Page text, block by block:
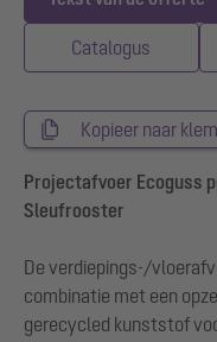
Catalogus
Kopieer naar
Projectafvoer Ecoguss
Sleufrooster
De verdiepings-/
combinatie met een
gerecycled kunststof